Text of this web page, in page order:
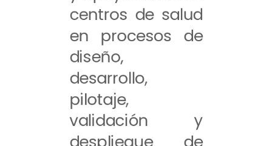
centros de salud
en procesos de
diseño,
desarrollo,
pilotaje,
validación y
despliegue de